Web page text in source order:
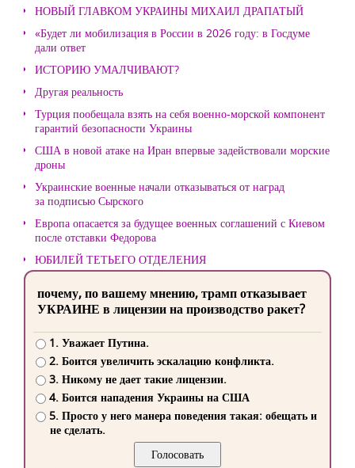
НОВЫЙ ГЛАВКОМ УКРАИНЫ МИХАИЛ ДРАПАТЫЙ
«Будет ли мобилизация в России в 2026 году: в Госдуме
дали ответ
ИСТОРИЮ УМАЛЧИВАЮТ?
Другая реальность
Турция пообещала взять на себя военно-морской компонент
гарантий безопасности Украины
США в новой атаке на Иран впервые задействовали морские
дроны
Украинские военные начали отказываться от наград
за подписью Сырского
Европа опасается за будущее военных соглашений с Киевом
после отставки Федорова
ЮБИЛЕЙ ТЕТЬЕГО ОТДЕЛЕНИЯ
почему, по вашему мнению, трамп отказывает
УКРАИНЕ в лицензии на производство ракет?
1. Уважает Путина.
2. Боится увеличить эскалацию конфликта.
3. Никому не дает такие лицензии.
4. Боится нападения Украины на США
5. Просто у него манера поведения такая: обещать и
не сделать.